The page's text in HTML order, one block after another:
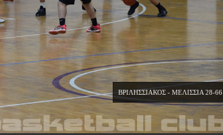
ΒΡΙΛΗΣΣΙΑΚΟΣ - ΜΕΛΙΣΣΙΑ 28-66